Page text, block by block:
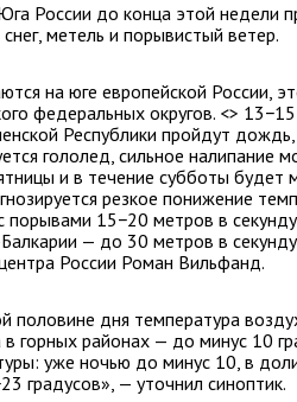
России до конца этой недели
метель и порывистый ветер.
на юге европейской России,
федеральных округов. <>
Республики пройдут дождь,
гололед, сильное налипание
и в течение субботы будет
резкое понижение
порывами 15−20 метров в
— до 30 метров в
России Роман Вильфанд.
половине дня температура
горных районах — до минус 10
уже ночью до минус 10, в
градусов», — уточнил синоптик.